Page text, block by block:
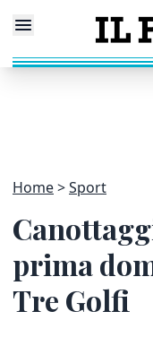
Home Sport
prima
Tre Golfi